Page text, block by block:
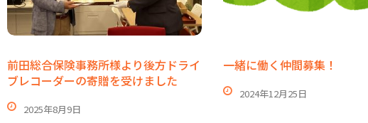
前田総合保険事務所様より後方ドライ
ブレコーダーの寄贈を受けました
2025年8月9日
一緒に働く仲間募集！
2024年12月25日